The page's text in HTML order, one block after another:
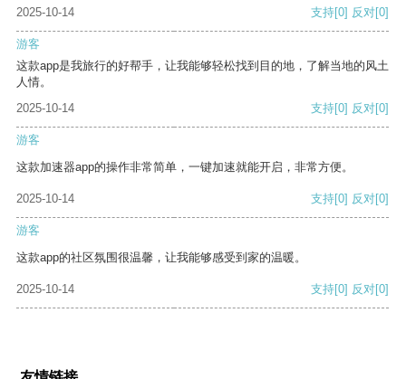
2025-10-14 支持[0] 反对[0]
游客
这款app是我旅行的好帮手，让我能够轻松找到目的地，了解当地的风土
人情。
2025-10-14
支持[0] 反对[0]
游客
这款加速器app的操作非常简单，一键加速就能开启，非常方便。
2025-10-14 支持[0] 反对[0]
游客
这款app的社区氛围很温馨，让我能够感受到家的温暖。
2025-10-14 支持[0] 反对[0]